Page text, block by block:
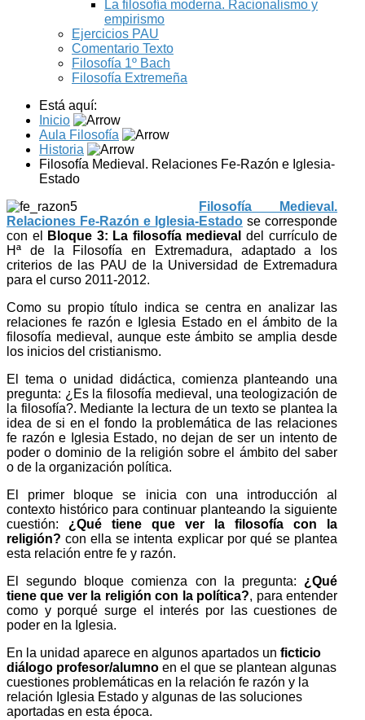
La filosofía moderna. Racionalismo y
empirismo
Ejercicios PAU
Comentario Texto
Filosofía 1º Bach
Filosofía Extremeña
Está aquí:
Inicio
Aula Filosofía
Historia
Filosofía Medieval. Relaciones Fe-Razón e Iglesia-
Estado
Filosofía Medieval.
Relaciones Fe-Razón e Iglesia-Estado se corresponde
con el
Bloque 3: La filosofía medieval del currículo de
Hª de la Filosofía en Extremadura, adaptado a los
criterios de las PAU de la Universidad de Extremadura
para el curso 2011-2012.
Como su propio título indica se centra en analizar las
relaciones fe razón e Iglesia Estado en el ámbito de la
filosofía medieval, aunque este ámbito se amplia desde
los inicios del cristianismo.
El tema o unidad didáctica, comienza planteando una
pregunta: ¿Es la filosofía medieval, una teologización de
la filosofía?. Mediante la lectura de un texto se plantea la
idea de si en el fondo la problemática de las relaciones
fe razón e Iglesia Estado, no dejan de ser un intento de
poder o dominio de la religión sobre el ámbito del saber
o de la organización política.
El primer bloque se inicia con una introducción al
contexto histórico para continuar planteando la siguiente
cuestión: ¿Qué tiene que ver la filosofía con la
religión? con ella se intenta explicar por qué se plantea
esta relación entre fe y razón.
El segundo bloque comienza con la pregunta: ¿Qué
tiene que ver la religión con la política?, para entender
como y porqué surge el interés por las cuestiones de
poder en la Iglesia.
En la unidad aparece en algunos apartados un ficticio
diálogo profesor/alumno en el que se plantean algunas
cuestiones problemáticas en la relación fe razón y la
relación Iglesia Estado y algunas de las soluciones
aportadas en esta época.